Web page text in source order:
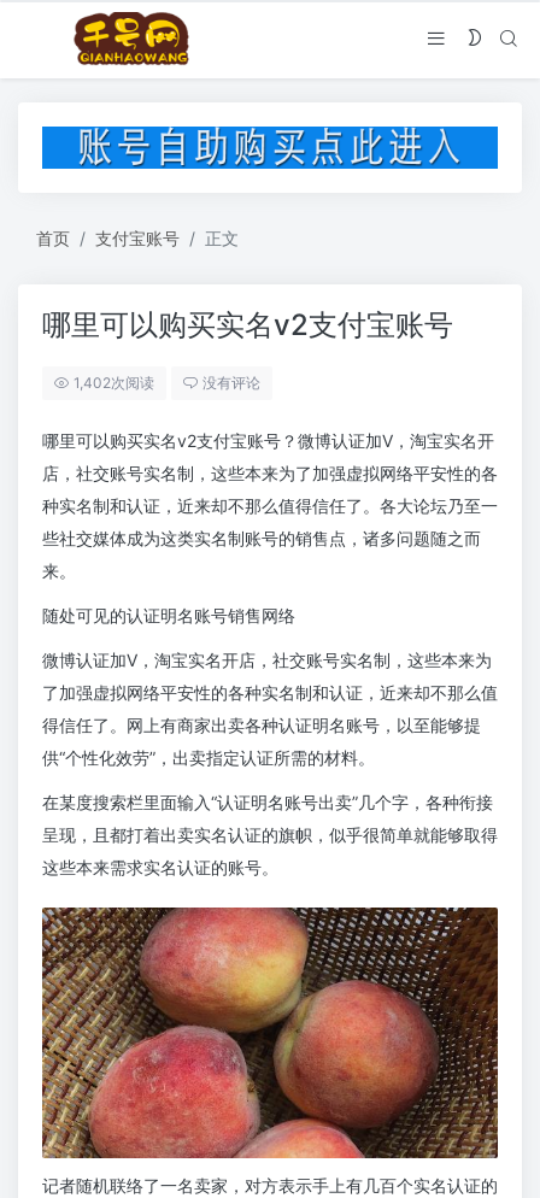
首页 支付宝账号 正文
哪里可以购买实名v2支付宝账号
1,402次阅读 没有评论
哪里可以购买实名v2支付宝账号？微博认证加V，淘宝实名开
店，社交账号实名制，这些本来为了加强虚拟网络平安性的各
种实名制和认证，近来却不那么值得信任了。各大论坛乃至一
些社交媒体成为这类实名制账号的销售点，诸多问题随之而
来。
随处可见的认证明名账号销售网络
微博认证加V，淘宝实名开店，社交账号实名制，这些本来为
了加强虚拟网络平安性的各种实名制和认证，近来却不那么值
得信任了。网上有商家出卖各种认证明名账号，以至能够提
供“个性化效劳”，出卖指定认证所需的材料。
在某度搜索栏里面输入“认证明名账号出卖”几个字，各种衔接
呈现，且都打着出卖实名认证的旗帜，似乎很简单就能够取得
这些本来需求实名认证的账号。
记者随机联络了一名卖家，对方表示手上有几百个实名认证的